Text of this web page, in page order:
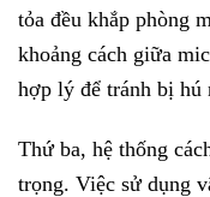
tỏa đều khắp phòng
khoảng cách giữa
hợp lý để tránh bị hú
Thứ ba, hệ thống
trọng. Việc sử dụng